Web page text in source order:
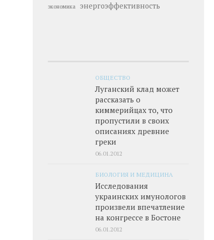
экономика энергоэффективность
ОБЩЕСТВО
Луганский клад может
рассказать о
киммерийцах то, что
пропустили в своих
описаниях древние
греки
06.01.2012
БИОЛОГИЯ И МЕДИЦИНА
Исследования
украинских имунологов
произвели впечатление
на конгрессе в Бостоне
06.01.2012